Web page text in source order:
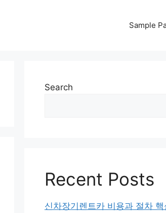
Sample
Search
Recent Posts
신차장기렌트카 비용과 절차 핵